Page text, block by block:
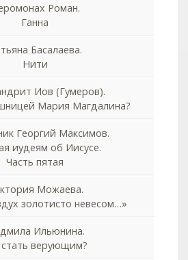
Роман.
Ганна
Басалаева.
Нити
Иов (Гумеров).
Мария Магдалина?
Георгий Максимов.
иудеям об Иисусе.
Часть пятая
Можаева.
золотисто невесом…»
Ильюнина.
стать верующим?